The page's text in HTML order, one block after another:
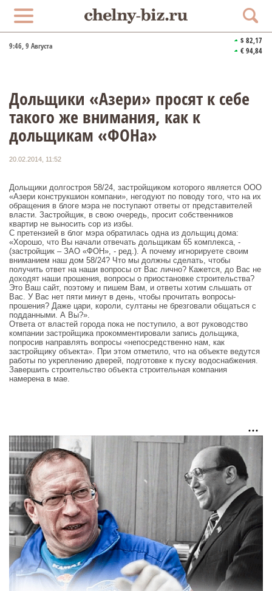
9:46, 9 Августа
$ 82,17
€ 94,84
Дольщики «Азери» просят к себе
такого же внимания, как к
дольщикам «ФОНа»
20.02.2014, 11:52
Дольщики долгостроя 58/24, застройщиком которого является ООО
«Азери конструкшион компани», негодуют по поводу того, что на их
обращения в блоге мэра не поступают ответы от представителей
власти. Застройщик, в свою очередь, просит собственников
квартир не выносить сор из избы.
С претензией в блог мэра обратилась одна из дольщиц дома:
«Хорошо, что Вы начали отвечать дольщикам 65 комплекса, -
(застройщик – ЗАО «ФОН», - ред.). А почему игнорируете своим
вниманием наш дом 58/24? Что мы должны сделать, чтобы
получить ответ на наши вопросы от Вас лично? Кажется, до Вас не
доходят наши прошения, вопросы о приостановке строительства?
Это Ваш сайт, поэтому и пишем Вам, и ответы хотим слышать от
Вас. У Вас нет пяти минут в день, чтобы прочитать вопросы-
прошения? Даже цари, короли, султаны не брезговали общаться с
подданными. А Вы?».
Ответа от властей города пока не поступило, а вот руководство
компании застройщика прокомментировали запись дольщика,
попросив направлять вопросы «непосредственно нам, как
застройщику объекта». При этом отметило, что на объекте ведутся
работы по укреплению дверей, подготовке к пуску водоснабжения.
Завершить строительство объекта строительная компания
намерена в мае.